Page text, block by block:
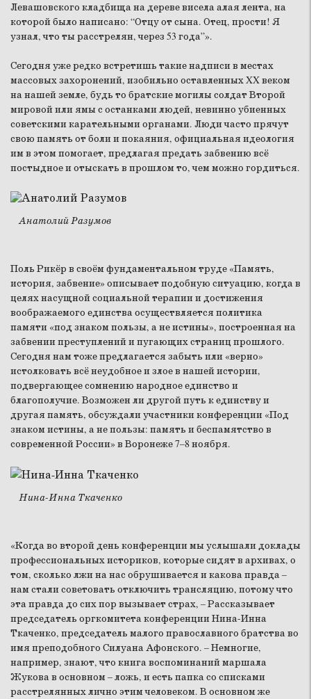
Левашовского кладбища на дереве висела алая лента, на
которой было написано: “Отцу от сына. Отец, прости! Я
узнал, что ты расстрелян, через 53 года”».
Сегодня уже редко встретишь такие надписи в местах
массовых захоронений, изобильно оставленных XX веком
на нашей земле, будь то братские могилы солдат Второй
мировой или ямы с останками людей, невинно убиенных
советскими карательными органами. Люди часто прячут
свою память от боли и покаяния, официальная идеология
им в этом помогает, предлагая предать забвению всё
постыдное и отыскать в прошлом то, чем можно гордиться.
Анатолий Разумов
Поль Рикёр в своём фундаментальном труде «Память,
история, забвение» описывает подобную ситуацию, когда в
целях насущной социальной терапии и достижения
воображаемого единства осуществляется политика
памяти «под знаком пользы, а не истины», построенная на
забвении преступлений и пугающих страниц прошлого.
Сегодня нам тоже предлагается забыть или «верно»
истолковать всё неудобное и злое в нашей истории,
подвергающее сомнению народное единство и
благополучие. Возможен ли другой путь к единству и
другая память, обсуждали участники конференции «Под
знаком истины, а не пользы: память и беспамятство в
современной России» в Воронеже 7–8 ноября.
Нина-Инна Ткаченко
«Когда во второй день конференции мы услышали доклады
профессиональных историков, которые сидят в архивах, о
том, сколько лжи на нас обрушивается и какова правда –
нам стали советовать отключить трансляцию, потому что
эта правда до сих пор вызывает страх, – Рассказывает
председатель оргкомитета конференции Нина-Инна
Ткаченко, председатель малого православного братства во
имя преподобного Силуана Афонского. – Немногие,
например, знают, что книга воспоминаний маршала
Жукова в основном – ложь, и есть папка со списками
расстрелянных лично этим человеком. В основном же